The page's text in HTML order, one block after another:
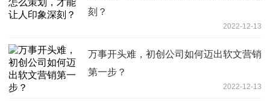
刻？
2022-12-13
万事开头难，初创公司如何迈出软文营销
第一步？
2022-12-13